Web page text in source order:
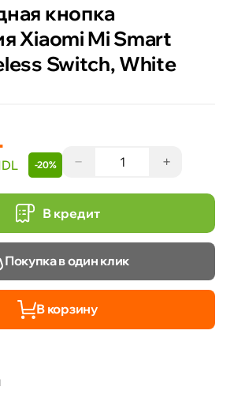
кнопка
Xiaomi Mi Smart
Switch, White
-20% − +
В кредит
Покупка в один клик
В корзину